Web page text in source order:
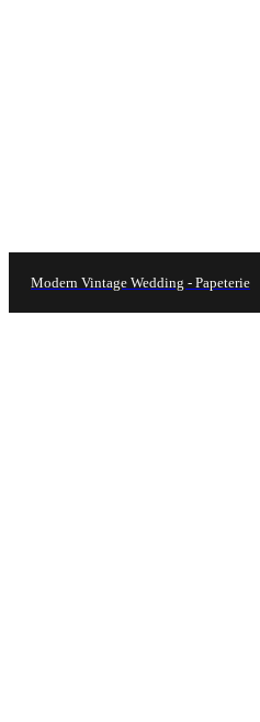
Modern Vintage Wedding - Papeterie